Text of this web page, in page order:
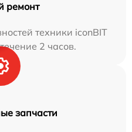
ремонт
техники iconBIT
2 часов.
запчасти